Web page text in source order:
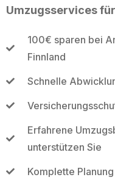
Umzugsservices
100€ sparen bei
Finnland
Schnelle
Erfahrene
unterstützen Sie
Komplette